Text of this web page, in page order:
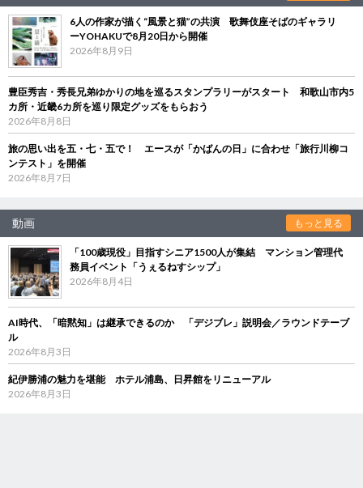
6人の作家が描く“風景と猫”の共演 歌舞伎座そばのギャラリ
ーYOHAKUで8月20日から開催
2026年8月9日
豊臣秀吉・秀長兄弟ゆかりの地を巡るスタンプラリーがスタート 和歌山市内5
カ所・近畿6カ所を巡り限定グッズをもらおう
2026年8月8日
旅の思い出を五・七・五で！ エースが「かばんの日」に合わせ「旅行川柳コ
ンテスト」を開催
2026年8月7日
動画 もっと見る
「100歳現役」目指すシニア1500人が集結 マンション管理代
務員イベント「うぇるねすシップ」
2026年8月4日
AI時代、「暗黙知」は継承できるのか 「デジブレ」説明会／ラウンドテーブ
ル
2026年8月3日
紀伊勝浦の魅力を堪能 ホテル浦島、日昇館をリニューアル
2026年8月3日